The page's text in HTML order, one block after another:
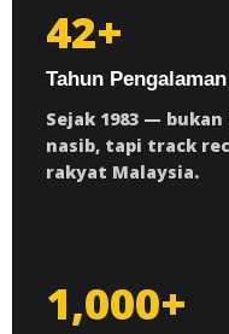
42+
Tahun
Sejak 1983 —
nasib, tapi track
rakyat Malaysia.
1,000+